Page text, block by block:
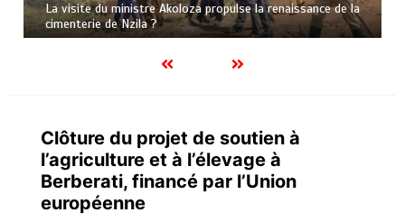
La visite du ministre Akoloza propulse la renaissance de la
cimenterie de Nzila ?
Clôture du projet de soutien à
l’agriculture et à l’élevage à
Berberati, financé par l’Union
européenne